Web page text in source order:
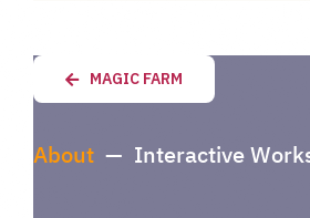
MAGIC FARM
About— Interactive